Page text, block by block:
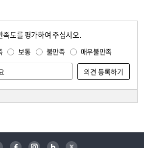
족도를 평가하여 주십시오.
보통 불만족 매우불만족
페이스북 인스타그램 블로그 트위터